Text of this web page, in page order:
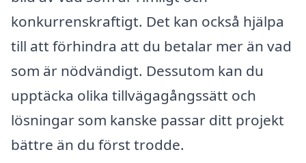
konkurrenskraftigt. Det kan också hjälpa
till att förhindra att du betalar mer än vad
som är nödvändigt. Dessutom kan du
upptäcka olika tillvägagångssätt och
lösningar som kanske passar ditt projekt
bättre än du först trodde.